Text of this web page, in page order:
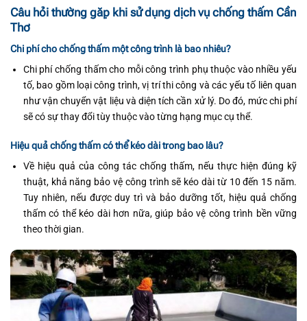
Câu hỏi thường gặp khi sử dụng dịch vụ chống thấm Cần
Thơ
Chi phí cho chống thấm một công trình là bao nhiêu?
Chi phí chống thấm cho mỗi công trình phụ thuộc vào nhiều yếu
tố, bao gồm loại công trình, vị trí thi công và các yếu tố liên quan
như vận chuyển vật liệu và diện tích cần xử lý. Do đó, mức chi phí
sẽ có sự thay đổi tùy thuộc vào từng hạng mục cụ thể.
Hiệu quả chống thấm có thể kéo dài trong bao lâu?
Về hiệu quả của công tác chống thấm, nếu thực hiện đúng kỹ
thuật, khả năng bảo vệ công trình sẽ kéo dài từ 10 đến 15 năm.
Tuy nhiên, nếu được duy trì và bảo dưỡng tốt, hiệu quả chống
thấm có thể kéo dài hơn nữa, giúp bảo vệ công trình bền vững
theo thời gian.